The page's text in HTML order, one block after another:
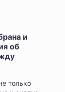
и
об
только